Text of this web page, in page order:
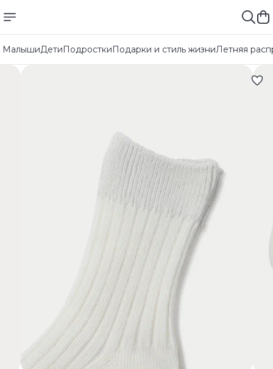
МалышиДетиПодросткиПодарки и стиль жизниЛетняя